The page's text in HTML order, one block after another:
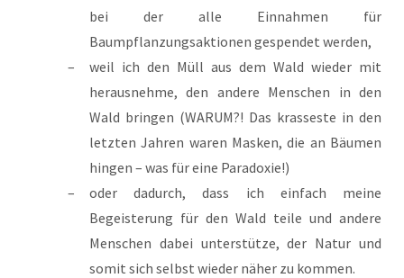
bei der alle Einnahmen für
Baumpflanzungsaktionen gespendet werden,
weil ich den Müll aus dem Wald wieder mit
herausnehme, den andere Menschen in den
Wald bringen (WARUM?! Das krasseste in den
letzten Jahren waren Masken, die an Bäumen
hingen – was für eine Paradoxie!)
oder dadurch, dass ich einfach meine
Begeisterung für den Wald teile und andere
Menschen dabei unterstütze, der Natur und
somit sich selbst wieder näher zu kommen.